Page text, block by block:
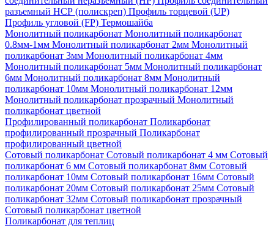
разъемный НСР (полискреп) Профиль торцевой (UP)
Профиль угловой (FP) Термошайба
Монолитный поликарбонат Монолитный поликарбонат
0.8мм-1мм Монолитный поликарбонат 2мм Монолитный
поликарбонат 3мм Монолитный поликарбонат 4мм
Монолитный поликарбонат 5мм Монолитный поликарбонат
6мм Монолитный поликарбонат 8мм Монолитный
поликарбонат 10мм Монолитный поликарбонат 12мм
Монолитный поликарбонат прозрачный Монолитный
поликарбонат цветной
Профилированный поликарбонат Поликарбонат
профилированный прозрачный Поликарбонат
профилированный цветной
Сотовый поликарбонат Сотовый поликарбонат 4 мм Сотовый
поликарбонат 6 мм Сотовый поликарбонат 8мм Сотовый
поликарбонат 10мм Сотовый поликарбонат 16мм Сотовый
поликарбонат 20мм Сотовый поликарбонат 25мм Сотовый
поликарбонат 32мм Сотовый поликарбонат прозрачный
Сотовый поликарбонат цветной
Поликарбонат для теплиц